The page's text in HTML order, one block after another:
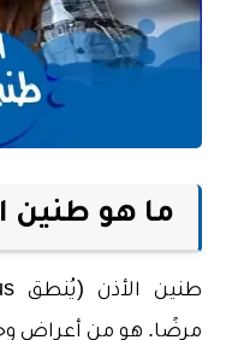
ما هو طنين
مرضًا. هو من أعراض